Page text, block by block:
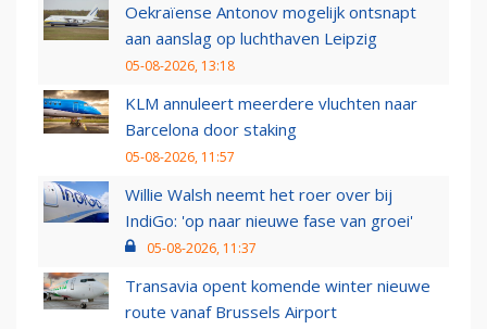
Oekraïense Antonov mogelijk ontsnapt
aan aanslag op luchthaven Leipzig
05-08-2026, 13:18
KLM annuleert meerdere vluchten naar
Barcelona door staking
05-08-2026, 11:57
Willie Walsh neemt het roer over bij
IndiGo: 'op naar nieuwe fase van groei'
05-08-2026, 11:37
Transavia opent komende winter nieuwe
route vanaf Brussels Airport